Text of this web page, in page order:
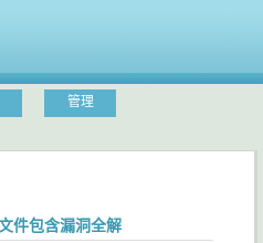
管理
件包含漏洞全解